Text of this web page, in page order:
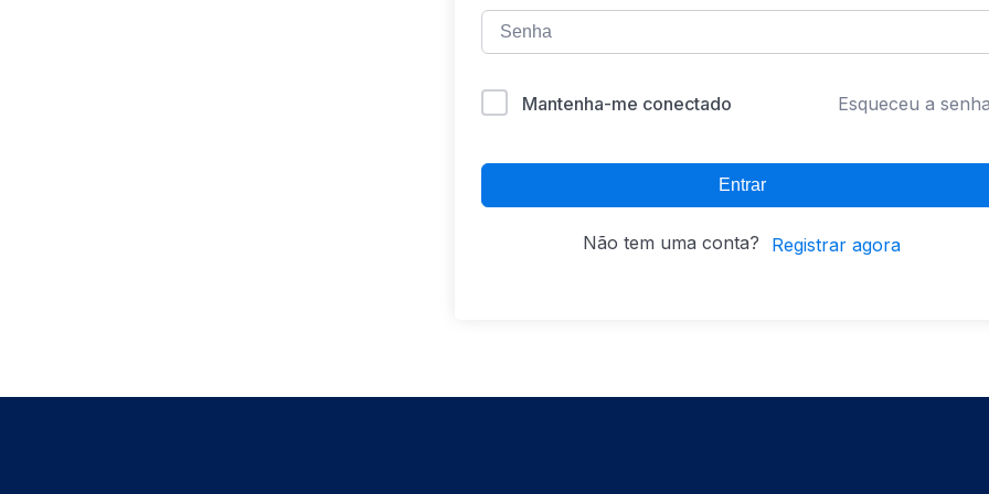
Mantenha-me conectado Esqueceu a
Entrar
Não tem uma conta? Registrar agora